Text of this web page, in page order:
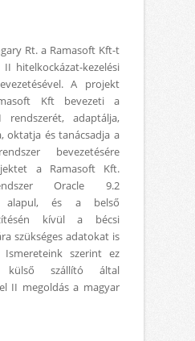
Rt. a Ramasoft Kft-t
hitelkockázat-kezelési
A projekt
Kft bevezeti a
adaptálja,
oktatja és tanácsadja a
bevezetésére
a Ramasoft Kft.
Oracle 9.2
alapul, és a belső
kívül a bécsi
szükséges adatokat is
Ismereteink szerint ez
szállító által
II megoldás a magyar